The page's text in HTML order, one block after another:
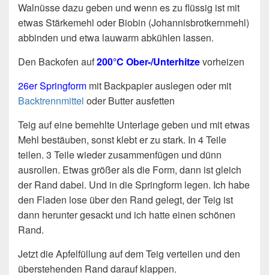
Walnüsse dazu geben und wenn es zu flüssig ist mit
etwas Stärkemehl oder Biobin (Johannisbrotkernmehl)
abbinden und etwa lauwarm abkühlen lassen.
Den Backofen auf200°C Ober-/Unterhitzevorheizen
26er Springform mit Backpapier auslegen oder mit
Backtrennmittel oder Butter ausfetten
Teig auf eine bemehlte Unterlage geben und mit etwas
Mehl bestäuben, sonst klebt er zu stark. In 4 Teile
teilen. 3 Teile wieder zusammenfügen und dünn
ausrollen. Etwas größer als die Form, dann ist gleich
der Rand dabei. Und in die Springform legen. Ich habe
den Fladen lose über den Rand gelegt, der Teig ist
dann herunter gesackt und ich hatte einen schönen
Rand.
Jetzt die Apfelfüllung auf dem Teig verteilen und den
überstehenden Rand darauf klappen.